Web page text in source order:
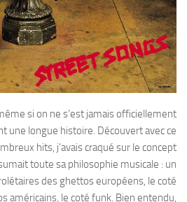
si on ne s’est jamais officiellement
une longue histoire. Découvert avec ce
hits, j’avais craqué sur le concept
toute sa philosophie musicale : un
des ghettos européens, le coté
américains, le coté funk. Bien entendu,